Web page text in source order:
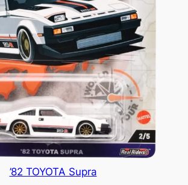
’82 TOYOTA Supra